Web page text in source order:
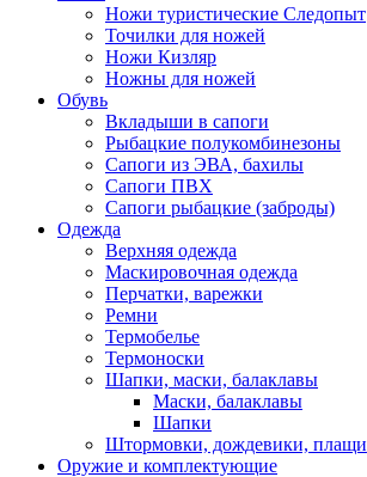
Ножи туристические Следопыт
Точилки для ножей
Ножи Кизляр
Ножны для ножей
Обувь
Вкладыши в сапоги
Рыбацкие полукомбинезоны
Сапоги из ЭВА, бахилы
Сапоги ПВХ
Сапоги рыбацкие (заброды)
Одежда
Верхняя одежда
Маскировочная одежда
Перчатки, варежки
Ремни
Термобелье
Термоноски
Шапки, маски, балаклавы
Маски, балаклавы
Шапки
Штормовки, дождевики, плащи
Оружие и комплектующие